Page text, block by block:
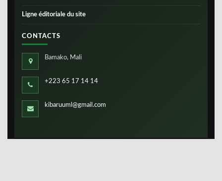
Ligne éditoriale du site
CONTACTS
Bamako, Mali
+223 65 17 14 14
kibaruuml@gmail.com